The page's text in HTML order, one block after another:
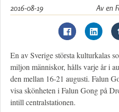
Av en
2016-08-19
En av Sverige största kulturkalas
miljon människor, hålls varje år i
den mellan 16-21 augusti. Falun
visa skönheten i Falun Gong på
intill centralstationen.